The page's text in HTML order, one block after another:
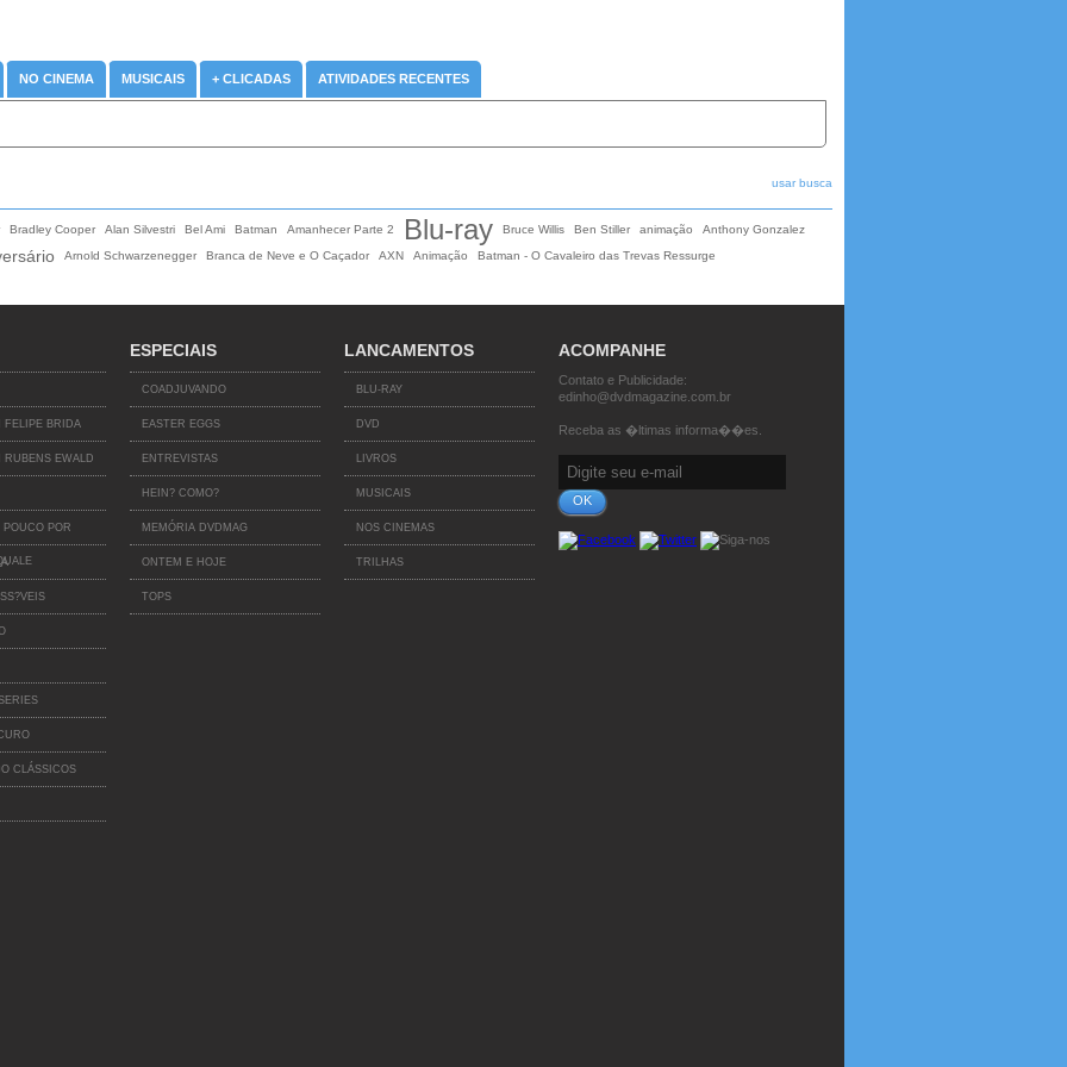
NO CINEMA MUSICAIS + CLICADAS ATIVIDADES RECENTES
usar busca
Bradley Cooper Alan Silvestri Bel Ami Batman Amanhecer Parte 2 Blu-ray Bruce Willis Ben Stiller animação
Anthony Gonzalez
Arnold Schwarzenegger Branca de Neve e O Caçador AXN Animação Batman - O Cavaleiro das Trevas Ressurge
FELIPE BRIDA
RUBENS EWALD
POR
CLÁSSICOS
ESPECIAIS
COADJUVANDO
EASTER EGGS
ENTREVISTAS
HEIN? COMO?
MEMÓRIA DVDMAG
ONTEM E HOJE
TOPS
LANCAMENTOS
BLU-RAY
DVD
LIVROS
MUSICAIS
NOS CINEMAS
TRILHAS
ACOMPANHE
Contato e Publicidade:
edinho@dvdmagazine.com.br
Receba as �ltimas informa��es.
OK